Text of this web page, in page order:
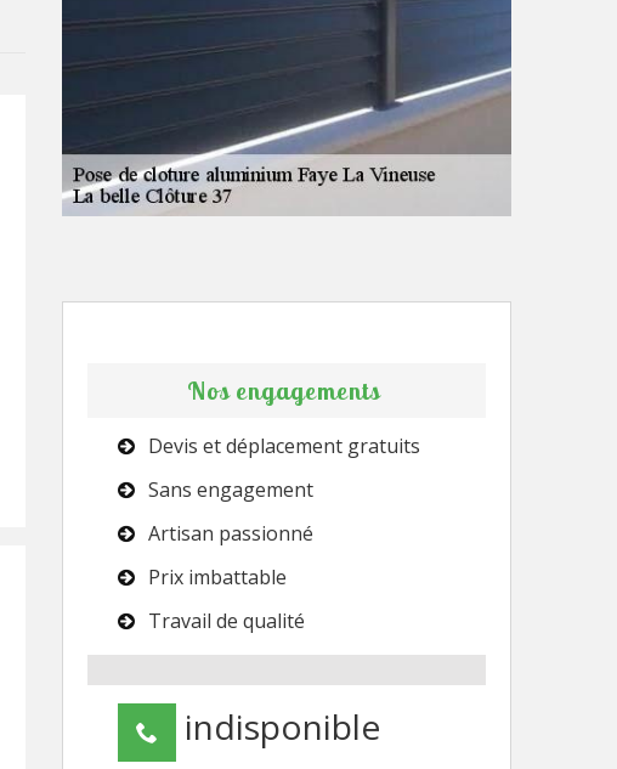
Nos engagements
Devis et déplacement gratuits
Sans engagement
Artisan passionné
Prix imbattable
Travail de qualité
indisponible